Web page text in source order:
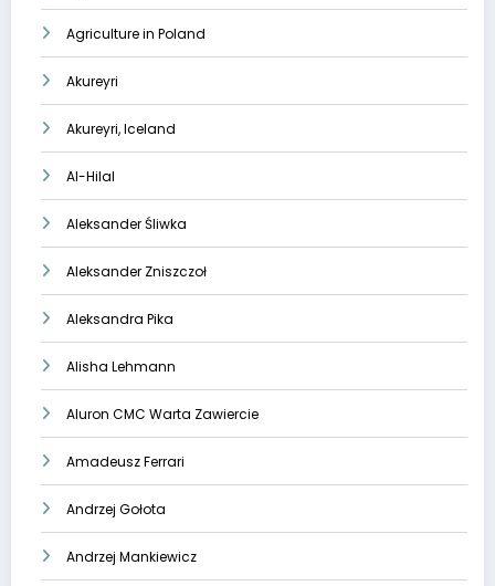
Agriculture in Poland
Akureyri
Akureyri, Iceland
Al-Hilal
Aleksander Śliwka
Aleksander Zniszczoł
Aleksandra Pika
Alisha Lehmann
Aluron CMC Warta Zawiercie
Amadeusz Ferrari
Andrzej Gołota
Andrzej Mankiewicz